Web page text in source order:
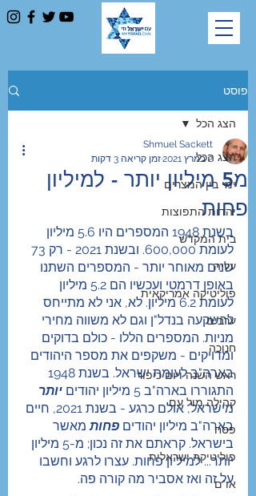
פוסט
הצג הכל
ימי בין המצרים
יהדות התפוצות
בית המקדש
עליה
פוליטיקה אמריקאית
ערבים
חנוכה
ראש השנה ויום כיפור
קהילה מול עם
פסח
פוליטיקה ישראלית
או"ם
הצג הכל
מ5 מיליון יותר - למיליון
פחות
Shmuel Sackett
2 במרץ 2021
זמן קריאה 3 דקות
בשנת 1948 המספרים היו 5.6 מיליון
שנים מאוחר יותר - המספרים השתנו
באופן דרמטי ועכשיו הם 5.2 מיליון
לעומת 6.2 מיליון. לא, אני לא מתייחס
להשקעה בנדל"ן וגם לא משווה מחירי
מניות. המספרים הללו - כולם בדוקים
ומדויקים - משקפים את מספר היהודים
התגוררו בארה"ב 5 מיליון יהודים
יותר
מישראל, אולם כרגע - בשנת 2021, חיים
בארה"ב מיליון יהודים פחות מאשר
בישראל. קראתם את זה נכון; מ-5 מיליון
יותר... למיליון פחות. עצרו לרגע וחשבו
על זה ואז אסביר מה קורה פה.